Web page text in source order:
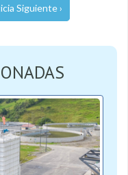
Siguiente ›